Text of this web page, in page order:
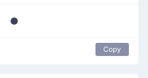
⯄
Copy